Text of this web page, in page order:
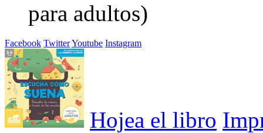
para adultos)
Facebook TwitterYoutube Instagram
Hojea el libro